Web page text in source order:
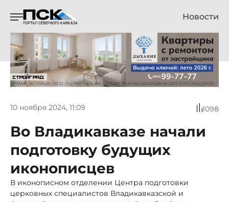
Новости
10 ноября 2024, 11:09 1098
Во Владикавказе начали
подготовку будущих
иконописцев
В иконописном отделении Центра подготовки
церковных специалистов Владикавказской и